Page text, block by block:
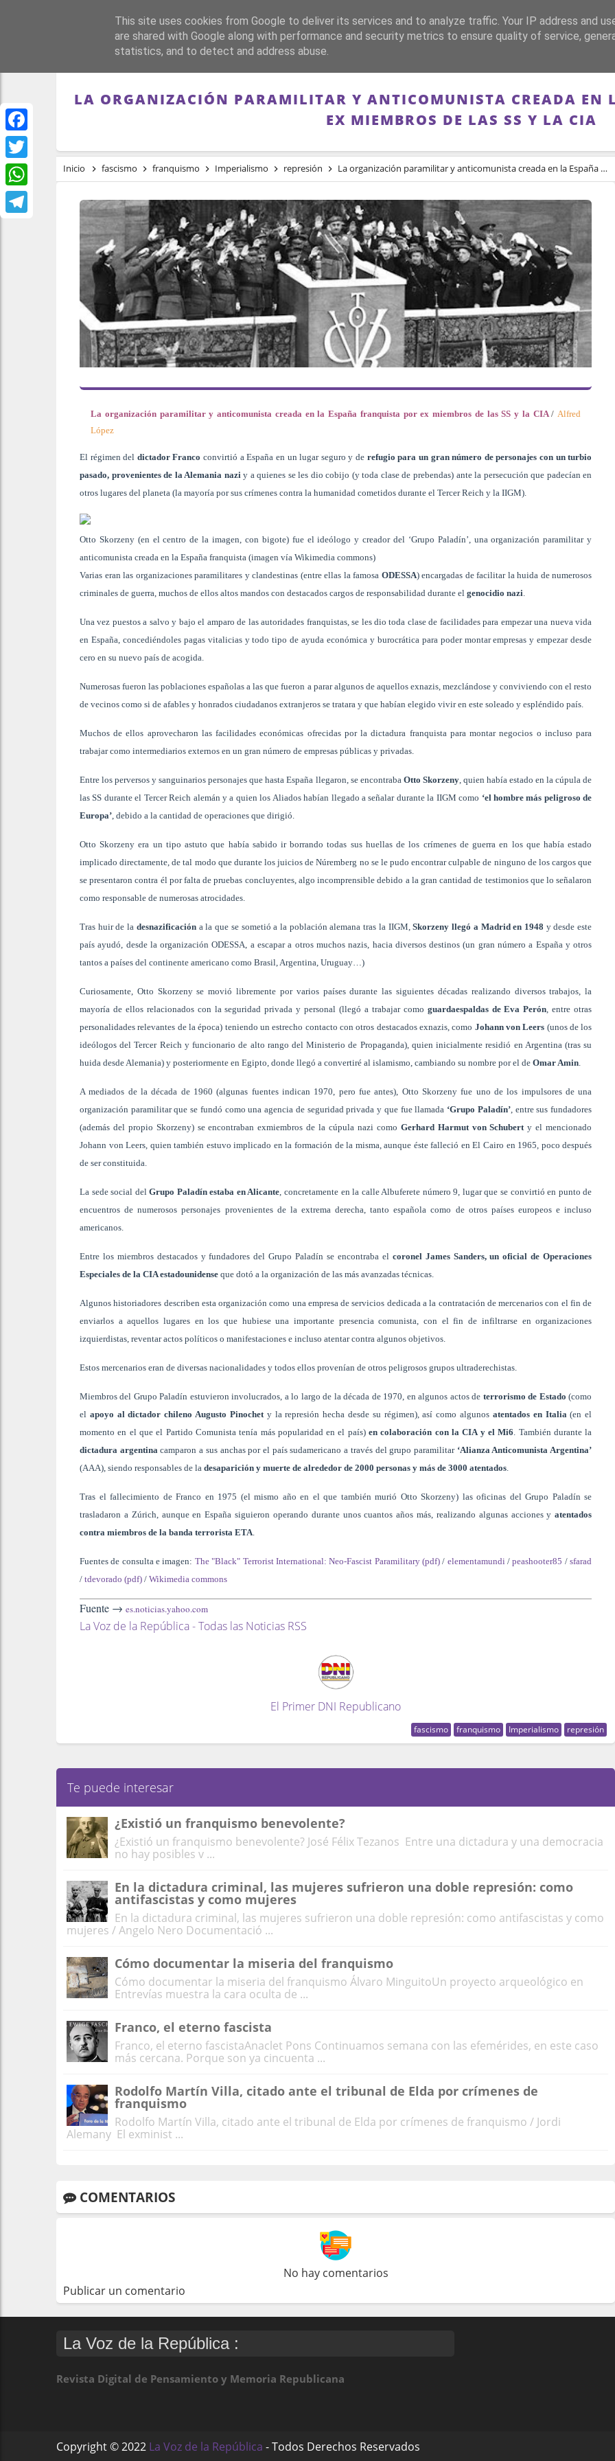
Facebook
Twitter
WhatsApp
PORTADA REPÚBLICA FRANQUISMO GUERRA DE ESPAÑA MEMORIA
LA ORGANIZACIÓN PARAMILITAR Y ANTICOMUNISTA CREADA EN
EX MIEMBROS DE LAS SS Y LA CIA
Inicio fascismo franquismo Imperialismo represión La organización paramilitar y anticomunista creada en la España franquista por ex miembros de las SS y la CIA
La organización paramilitar y anticomunista creada en la España franquista por ex miembros de las SS y la CIA / Alfred
López
El régimen del dictador Franco convirtió a España en un lugar seguro y de refugio para un gran número de personajes con un turbio
pasado, provenientes de la Alemania naziy a quienes se les dio cobijo (y toda clase de prebendas) ante la persecución que padecían en
otros lugares del planeta (la mayoría por sus crímenes contra la humanidad cometidos durante el Tercer Reich y la IIGM).
Otto Skorzeny (en el centro de la imagen, con bigote) fue el ideólogo y creador del ‘Grupo Paladín’, una organización paramilitar y
anticomunista creada en la España franquista (imagen vía Wikimedia commons)
Varias eran las organizaciones paramilitares y clandestinas (entre ellas la famosa ODESSA) encargadas de facilitar la huida de numerosos
criminales de guerra, muchos de ellos altos mandos con destacados cargos de responsabilidad durante el genocidio nazi
Una vez puestos a salvo y bajo el amparo de las autoridades franquistas, se les dio toda clase de facilidades para empezar una nueva vida
en España, concediéndoles pagas vitalicias y todo tipo de ayuda económica y burocrática para poder montar empresas y empezar desde
cero en su nuevo país de acogida.
Numerosas fueron las poblaciones españolas a las que fueron a parar algunos de aquellos exnazis, mezclándose y conviviendo con el resto
de vecinos como si de afables y honrados ciudadanos extranjeros se tratara y que habían elegido vivir en este soleado y espléndido país.
Muchos de ellos aprovecharon las facilidades económicas ofrecidas por la dictadura franquista para montar negocios o incluso para
trabajar como intermediarios externos en un gran número de empresas públicas y privadas.
Entre los perversos y sanguinarios personajes que hasta España llegaron, se encontraba Otto Skorzeny, quien había estado en la cúpula de
las SS durante el Tercer Reich alemán y a quien los Aliados habían llegado a señalar durante la IIGM como ‘el hombre más peligroso de
Europa’ , debido a la cantidad de operaciones que dirigió.
Otto Skorzeny era un tipo astuto que había sabido ir borrando todas sus huellas de los crímenes de guerra en los que había estado
implicado directamente, de tal modo que durante los juicios de Núremberg no se le pudo encontrar culpable de ninguno de los cargos que
se presentaron contra él por falta de pruebas concluyentes, algo incomprensible debido a la gran cantidad de testimonios que lo señalaron
como responsable de numerosas atrocidades.
Tras huir de la desnazificacióna la que se sometió a la población alemana tras la IIGM,Skorzeny llegó a Madrid en 1948 y desde este
país ayudó, desde la organización ODESSA, a escapar a otros muchos nazis, hacia diversos destinos (un gran número a España y otros
tantos a países del continente americano como Brasil, Argentina, Uruguay…)
Curiosamente, Otto Skorzeny se movió libremente por varios países durante las siguientes décadas realizando diversos trabajos, la
mayoría de ellos relacionados con la seguridad privada y personal (llegó a trabajar como guardaespaldas de Eva Perón , entre otras
personalidades relevantes de la época) teniendo un estrecho contacto con otros destacados exnazis, como Johann von Leers (unos de los
ideólogos del Tercer Reich y funcionario de alto rango del Ministerio de Propaganda), quien inicialmente residió en Argentina (tras su
huida desde Alemania) y posteriormente en Egipto, donde llegó a convertiré al islamismo, cambiando su nombre por el de Omar Amin
A mediados de la década de 1960 (algunas fuentes indican 1970, pero fue antes), Otto Skorzeny fue uno de los impulsores de una
organización paramilitar que se fundó como una agencia de seguridad privada y que fue llamada ‘Grupo Paladín’, entre sus fundadores
(además del propio Skorzeny) se encontraban exmiembros de la cúpula nazi como Gerhard Harmut von Schuberty el mencionado
Johann von Leers, quien también estuvo implicado en la formación de la misma, aunque éste falleció en El Cairo en 1965, poco después
de ser constituida.
La sede social delGrupo Paladín estaba en Alicante , concretamente en la calle Albuferete número 9, lugar que se convirtió en punto de
encuentros de numerosos personajes provenientes de la extrema derecha, tanto española como de otros países europeos e incluso
americanos.
Entre los miembros destacados y fundadores del Grupo Paladín se encontraba el coronel James Sanders, un oficial de Operaciones
Especiales de la CIA estadounidense que dotó a la organización de las más avanzadas técnicas.
Algunos historiadores describen esta organización como una empresa de servicios dedicada a la contratación de mercenarios con el fin de
enviarlos a aquellos lugares en los que hubiese una importante presencia comunista, con el fin de infiltrarse en organizaciones
izquierdistas, reventar actos políticos o manifestaciones e incluso atentar contra algunos objetivos.
Estos mercenarios eran de diversas nacionalidades y todos ellos provenían de otros peligrosos grupos ultraderechistas.
Miembros del Grupo Paladín estuvieron involucrados, a lo largo de la década de 1970, en algunos actos de terrorismo de Estado (como
el apoyo al dictador chileno Augusto Pinochety la represión hecha desde su régimen), así como algunos atentados en Italia (en el
momento en el que el Partido Comunista tenía más popularidad en el país)en colaboración con la CIA y el Mi6 . También durante la
dictadura argentina camparon a sus anchas por el país sudamericano a través del grupo paramilitar ‘Alianza Anticomunista Argentina’
(AAA), siendo responsables de la desaparición y muerte de alrededor de 2000 personas y más de 3000 atentados
Tras el fallecimiento de Franco en 1975 (el mismo año en el que también murió Otto Skorzeny) las oficinas del Grupo Paladín se
trasladaron a Zúrich, aunque en España siguieron operando durante unos cuantos años más, realizando algunas acciones yatentados
contra miembros de la banda terrorista ETA
Fuentes de consulta e imagen: The "Black" Terrorist International: Neo-Fascist Paramilitary (pdf) / elementamundi /peashooter85 /sfarad
/ tdevorado (pdf) / Wikimedia commons
Fuente → es.noticias.yahoo.com
La Voz de la República - Todas las Noticias RSS
El Primer DNI Republicano
fascismo franquismo Imperialismo represión
Te puede interesar
¿Existió un franquismo benevolente?
¿Existió un franquismo benevolente? José Félix Tezanos Entre una dictadura y una democracia
no hay posibles v ...
En la dictadura criminal, las mujeres sufrieron una doble represión: como
antifascistas y como mujeres
En la dictadura criminal, las mujeres sufrieron una doble represión: como antifascistas y como
mujeres / Angelo Nero Documentació ...
Cómo documentar la miseria del franquismo
Cómo documentar la miseria del franquismo Álvaro MinguitoUn proyecto arqueológico en
Entrevías muestra la cara oculta de ...
Franco, el eterno fascista
Franco, el eterno fascistaAnaclet Pons Continuamos semana con las efemérides, en este caso
más cercana. Porque son ya cincuenta ...
Rodolfo Martín Villa, citado ante el tribunal de Elda por crímenes de
franquismo
Rodolfo Martín Villa, citado ante el tribunal de Elda por crímenes de franquismo / Jordi
Alemany El exminist ...
COMENTARIOS
No hay comentarios
Publicar un comentario
La Voz de la República :
Revista Digital de Pensamiento y Memoria Republicana
Copyright ©2022 La Voz de la República - Todos Derechos Reservados
This site uses cookies from Google to deliver its services and to analyze traffic. Your IP address and
are shared with Google along with performance and security metrics to ensure quality of service,
statistics, and to detect and address abuse.